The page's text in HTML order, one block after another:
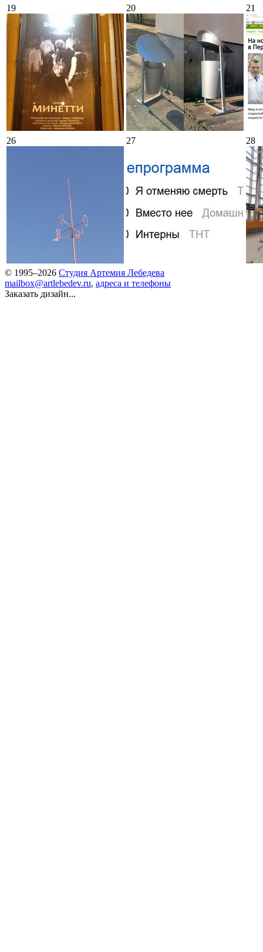
19 20 21
26 27 28
© 1995–2026 Студия Артемия Лебедева
mailbox@artlebedev.ru, адреса и телефоны
Заказать дизайн...